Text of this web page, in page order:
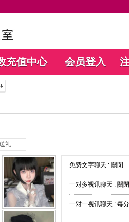
充值中心 会员登入
礼
免费文字聊天 : 關閉
一对多视讯聊天 : 關閉
一对一视讯聊天 : 每